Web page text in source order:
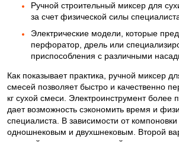
Ручной строительный миксер для
за счет физической силы
Электрические модели, которые
перфоратор, дрель или
приспособления с различными
Как показывает практика, ручной миксер
смесей позволяет быстро и качественно
кг сухой смеси. Электроинструмент более
дает возможность сэкономить время и
специалиста. В зависимости от
одношнековым и двухшнековым. Второй